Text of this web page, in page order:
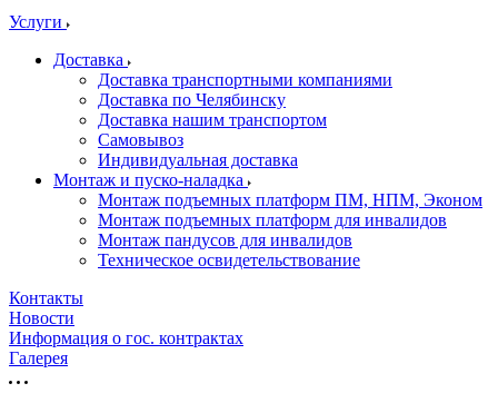
Услуги
Доставка
Доставка транспортными компаниями
Доставка по Челябинску
Доставка нашим транспортом
Самовывоз
Индивидуальная доставка
Монтаж и пуско-наладка
Монтаж подъемных платформ ПМ, НПМ, Эконом
Монтаж подъемных платформ для инвалидов
Монтаж пандусов для инвалидов
Техническое освидетельствование
Контакты
Новости
Информация о гос. контрактах
Галерея